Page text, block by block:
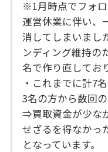
※1月時点でフォロ
運営休業に伴い、
消してしまいまし
ンディング維持の
名で作り直してお
・これまでに計7
3名の方から数回
⇒買取資金が少な
せざるを得なかっ
となっています。